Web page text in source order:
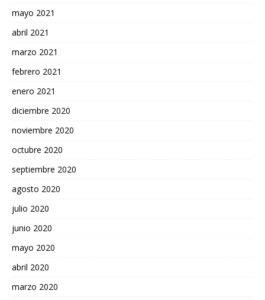
mayo 2021
abril 2021
marzo 2021
febrero 2021
enero 2021
diciembre 2020
noviembre 2020
octubre 2020
septiembre 2020
agosto 2020
julio 2020
junio 2020
mayo 2020
abril 2020
marzo 2020